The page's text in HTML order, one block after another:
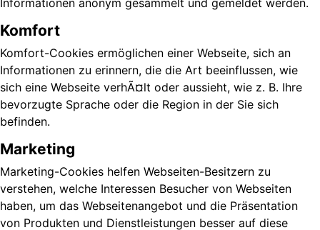
Komfort
Komfort-Cookies ermöglichen einer Webseite, sich an
Informationen zu erinnern, die die Art beeinflussen, wie
sich eine Webseite verhÃ¤lt oder aussieht, wie z. B. Ihre
bevorzugte Sprache oder die Region in der Sie sich
befinden.
Marketing
Marketing-Cookies helfen Webseiten-Besitzern zu
verstehen, welche Interessen Besucher von Webseiten
haben, um das Webseitenangebot und die Präsentation
von Produkten und Dienstleistungen besser auf diese